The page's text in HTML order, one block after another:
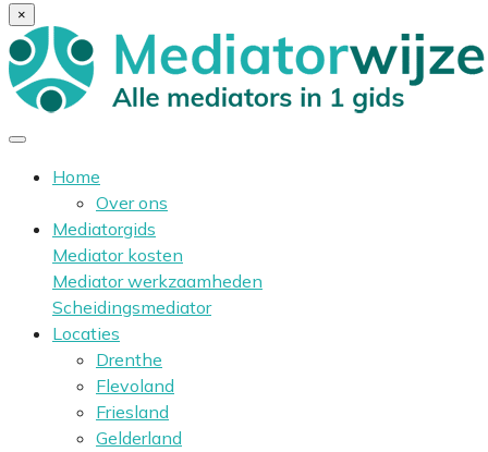
×
Home
Over ons
Mediatorgids
Mediator kosten
Mediator werkzaamheden
Scheidingsmediator
Locaties
Drenthe
Flevoland
Friesland
Gelderland